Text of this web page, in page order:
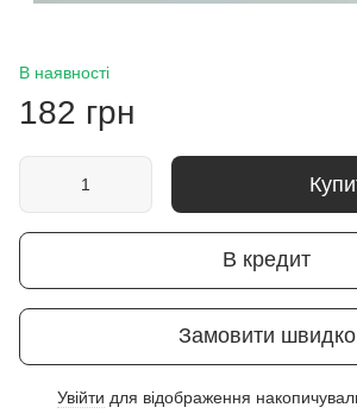
В наявності
182 грн
В кредит
Замовити швидко
Увійти для відображення